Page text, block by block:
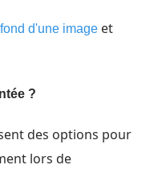
d'une image et
?
des options pour
lors de